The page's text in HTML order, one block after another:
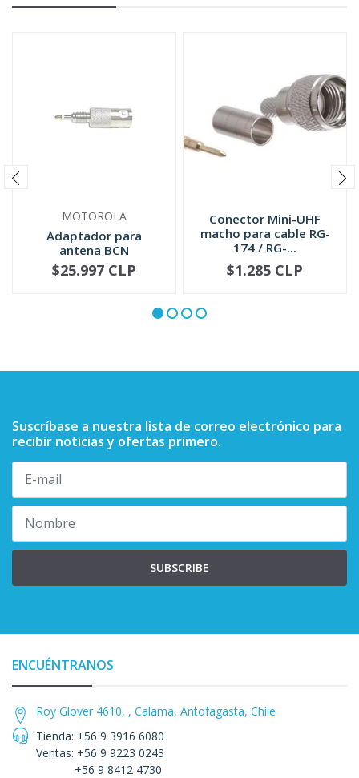
MOTOROLA
Adaptador para
antena BCN
5885705M02
NO DISPONIBLE
$25.997 CLP
Conector Mini-UHF
macho para cable RG-
174 / RG-...
+
$1.285 CLP
Suscríbase a nuestra lista de correo electrónico para
recibir noticias y ofertas primero.
SUBSCRIBE
ENCUÉNTRANOS
Roy Glover 4610, , Calama, Antofagasta, Chile
Tienda: +56 9 3916 6080
Ventas: +56 9 9223 0243
+56 9 8412 4730